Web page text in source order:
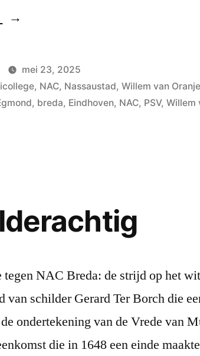
“NAC
mei 23, 2025
, NAC, Nassaustad,Willem van Oranje
, breda, Eindhoven, NAC, PSV,Willem
NAC Breda: de strijd op het
van schilder Gerard Ter Borch die
ondertekening van de Vrede van
die in 1648 een einde